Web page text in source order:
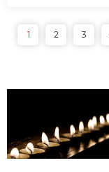
1 2 3